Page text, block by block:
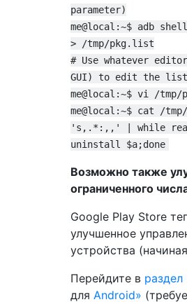
parameter)
me@local:~$ adb
> /tmp/pkg.list
# Use whatever
GUI) to edit the list
me@local:~$ vi /
me@local:~$ cat /
's,.*:,,' | while
uninstall $a;done
Возможно также
ограниченного
Google Play Store
улучшенное
устройства
Перейдите в
для Android»